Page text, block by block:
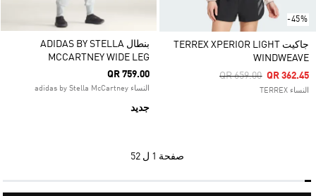
-45%
جاكيت TERREX XPERIOR LIGHT
WINDWEAVE
Price Reduced From
QR 659.00ToQR 362.45
النساء TERREX
بنطال ADIDAS BY STELLA
MCCARTNEY WIDE LEG
QR 759.00
النساء adidas by Stella McCartney
جديد
صفحة 1 ل 52